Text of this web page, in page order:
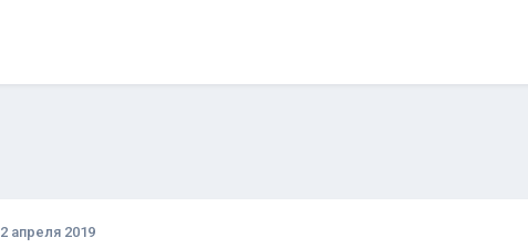
апреля 2019